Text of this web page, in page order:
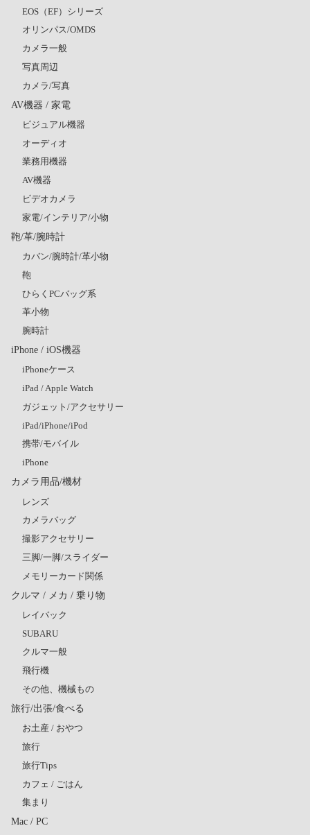
EOS（EF）シリーズ
オリンパス/OMDS
カメラ一般
写真周辺
カメラ/写真
AV機器 / 家電
ビジュアル機器
オーディオ
業務用機器
AV機器
ビデオカメラ
家電/インテリア/小物
鞄/革/腕時計
カバン/腕時計/革小物
鞄
ひらくPCバッグ系
革小物
腕時計
iPhone / iOS機器
iPhoneケース
iPad / Apple Watch
ガジェット/アクセサリー
iPad/iPhone/iPod
携帯/モバイル
iPhone
カメラ用品/機材
レンズ
カメラバッグ
撮影アクセサリー
三脚/一脚/スライダー
メモリーカード関係
クルマ / メカ / 乗り物
レイバック
SUBARU
クルマ一般
飛行機
その他、機械もの
旅行/出張/食べる
お土産 / おやつ
旅行
旅行Tips
カフェ / ごはん
集まり
Mac / PC